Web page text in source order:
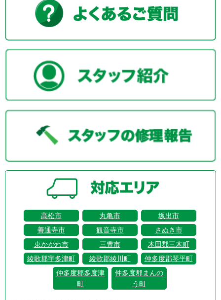
高松市 丸亀市
坂出市
善通寺市
観音寺市
さぬき市
東かがわ市
三豊市
木田郡三木町
綾歌郡宇多津町
綾歌郡綾川町
仲多度郡琴平町
仲多度郡多度津
町
仲多度郡まんの
う町